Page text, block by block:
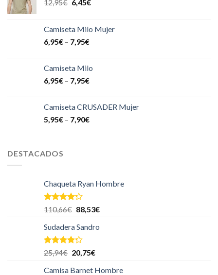
12,95€ 6,45€
Camiseta Milo Mujer
6,95€ – 7,95€
Camiseta Milo
6,95€ – 7,95€
Camiseta CRUSADER Mujer
5,95€ – 7,90€
DESTACADOS
Chaqueta Ryan Hombre
Valorado
4.00
de 5
110,66€ 88,53€
Sudadera Sandro
Valorado
en
de 5
25,94€ 20,75€
Camisa Barnet Hombre